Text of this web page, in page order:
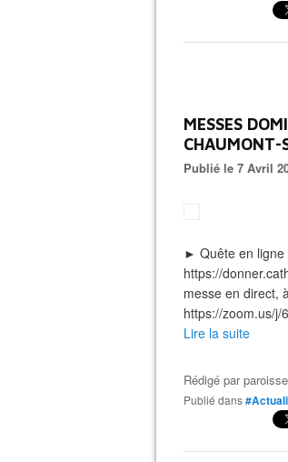
MESSES
CHAUMONT-
Publié le 7 Avril
► Quête en ligne
https://
messe en direct,
https://zoom.us/j/
Lire la suite
Rédigé par
Publié dans